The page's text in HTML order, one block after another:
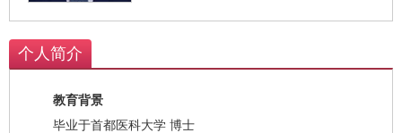
个人简介
教育背景
毕业于首都医科大学 博士